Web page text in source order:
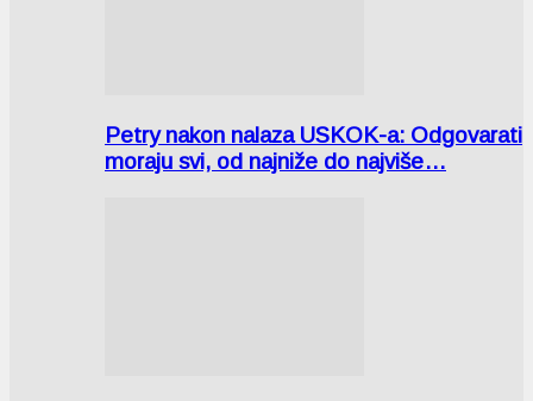
Petry nakon nalaza USKOK-a: Odgovarati
moraju svi, od najniže do najviše…